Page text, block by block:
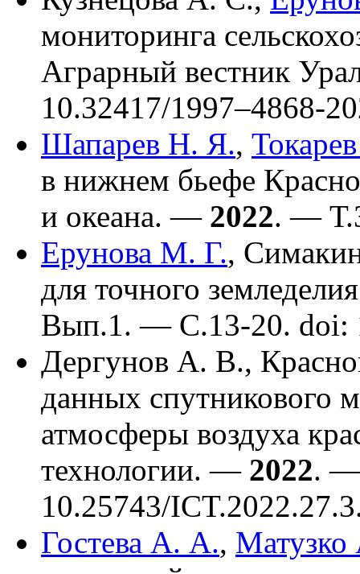
мониторинга
Аграрный вестник
10.32417/1997–4868-
Шапарев Н. Я.,
в нижнем бьефе
и океана. — 2022. —
Ерунова М. Г.,
для точного
Вып.1. — C.13-20. doi:
Дергунов А. В.,
данных спутникового
атмосферы воздуха
технологии. — 2022. —
10.25743/
Гостева А. А.,